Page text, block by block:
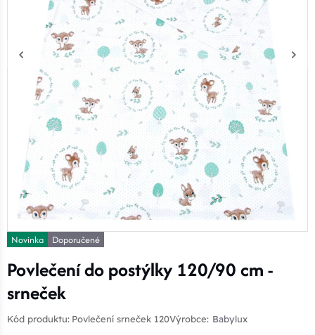
Novinka Doporučené
Povlečení do postýlky 120/90 cm -
srneček
Kód produktu: Povlečení srneček 120Výrobce: Babylux